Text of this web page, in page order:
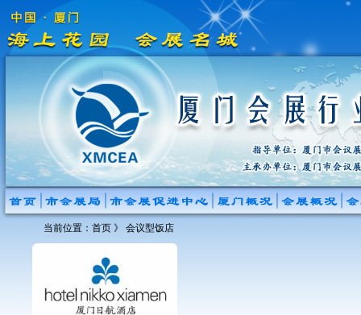
当前位置： 首页 》 会议型饭店